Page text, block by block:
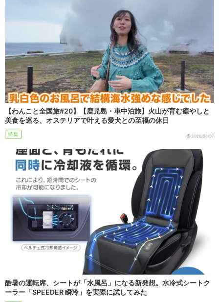
【わんこと全国旅#20】【鹿児島・車中泊旅】火山が育む癒やしと
美食を巡る、オステリアで叶える愛犬との至福の休日
特集 2026/08/07
酷暑の運転席、シートが「水風呂」になる新発想。水冷式シートク
ーラー「SPEEDER 瞬冷」を実際に試してみた